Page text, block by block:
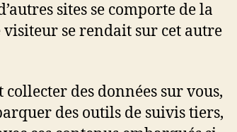
sites se comporte de la
se rendait sur cet autre
des données sur vous,
des outils de suivis tiers,